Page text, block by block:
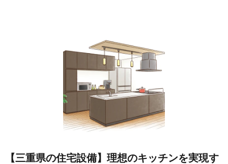
【三重県の住宅設備】理想のキッチンを実現す